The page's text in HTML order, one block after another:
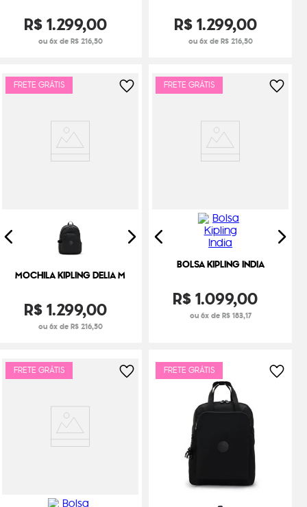
R$1.299,00
ou 6x de R$ 216,50
R$1.299,00
ou 6x de R$ 216,50
FRETE GRÁTIS
MOCHILA KIPLING DELIA M
R$1.299,00
ou 6x de R$ 216,50
FRETE GRÁTIS
BOLSA KIPLING INDIA
R$1.099,00
ou 6x de R$ 183,17
FRETE GRÁTIS FRETE GRÁTIS